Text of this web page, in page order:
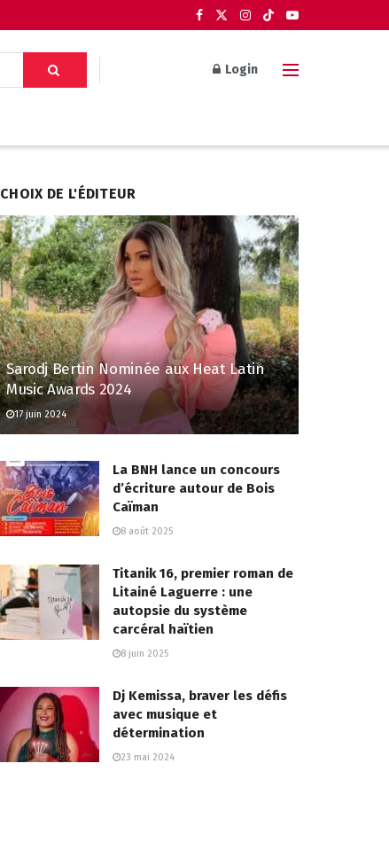
Login
CHOIX DE L'ÉDITEUR
Sarodj Bertin Nominée aux Heat Latin
Music Awards 2024
17 juin 2024
La BNH lance un concours
d’écriture autour de Bois
Caïman
8 août 2025
Titanik 16, premier roman de
Litainé Laguerre : une
autopsie du système
carcéral haïtien
8 juin 2025
Dj Kemissa, braver les défis
avec musique et
détermination
23 mai 2024